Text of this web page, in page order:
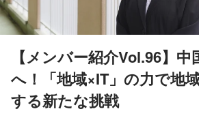
【メンバー紹介Vol.96】中
へ！「地域×IT」の力で地
する新たな挑戦